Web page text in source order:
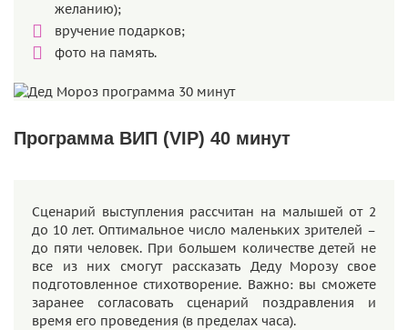
желанию);
вручение подарков;
фото на память.
Программа ВИП (VIP) 40 минут
Сценарий выступления рассчитан на малышей от 2
до 10 лет. Оптимальное число маленьких зрителей –
до пяти человек. При большем количестве детей не
все из них смогут рассказать Деду Морозу свое
подготовленное стихотворение. Важно: вы сможете
заранее согласовать сценарий поздравления и
время его проведения (в пределах часа).